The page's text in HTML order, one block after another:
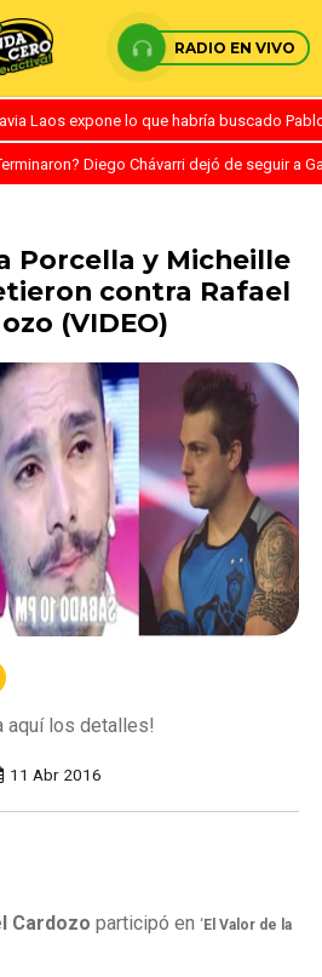
RADIO EN VIVO
Laos expone lo que habría buscado
Diego Chávarri dejó de seguir a
Porcella y Micheille
contra Rafael
(VIDEO)
aquí los detalles!
11 Abr 2016
Cardozo participó en ‘ElValor de la